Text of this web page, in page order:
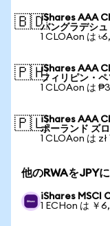
🇧🇩iShares AAA
バングラデシュ
1 CLOAon は
🇵🇭iShares AAA
フィリピン・ペ
1 CLOAon は
🇵🇱iShares AAA
ポーランド ズ
1 CLOAon は zł
他のRWAをJPY
iShares MSCI
1 ECHon は ￥